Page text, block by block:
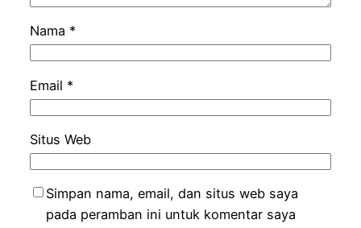
Nama *
Email *
Situs Web
Simpan nama, email, dan situs web saya
pada peramban ini untuk komentar saya